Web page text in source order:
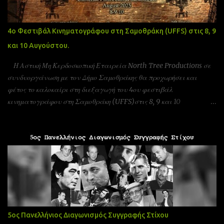
4ο Φεστιβάλ Κινηματογράφου στη Σαμοθράκη (UFFS) στις 8, 9
και 10 Αυγούστου.
Η Αστική Μη Κερδοσκοπική Εταιρεία North Tree Productions σε
συνδυοργάνωση με τον Δήμο Σαμοθράκης θα προχωρήσει και
φέτος το καλοκαίρι στη διεξαγωγή του 4ου φεστιβάλ
κινηματογράφου στη Σαμοθράκη (UFFS)στις 8, 9 και 10
πρεσβίας Τσεχίας όπως επίσης και υπο την Αιγίδα της Unesco
Πειραιώς και νήσων και της Action Art καθώς και της Εταιρεία
Ελλήνων Σκηνοθετών και της Ένωσης Σεναριογράφων Ελλάδας. Το
παγκόσμιο φεστιβάλ ταινιών μικρού μήκους Σαμοθράκης είναι
ένα νέο φεστιβάλ που λαμβάνει χώρα κάθε καλοκαίρι στο νησί
της Σαμοθράκης για 3 ημέρες. Το φεστιβάλ στοχεύει στην προώθηση
του πολιτισμού και των νέων καλλιτεχνών στην Ελλάδα αλλά και
διεθνώς. Η Σαμοθράκη αποτελεί ένα διεθνή τουριστικό προορισμό
5ος Πανελλήνιος Διαγωνισμός Συγγραφής Στίχου